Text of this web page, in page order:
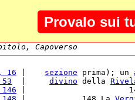
Provalo sui
Capoverso
16 sezione prima); un
53
divino della
146
|